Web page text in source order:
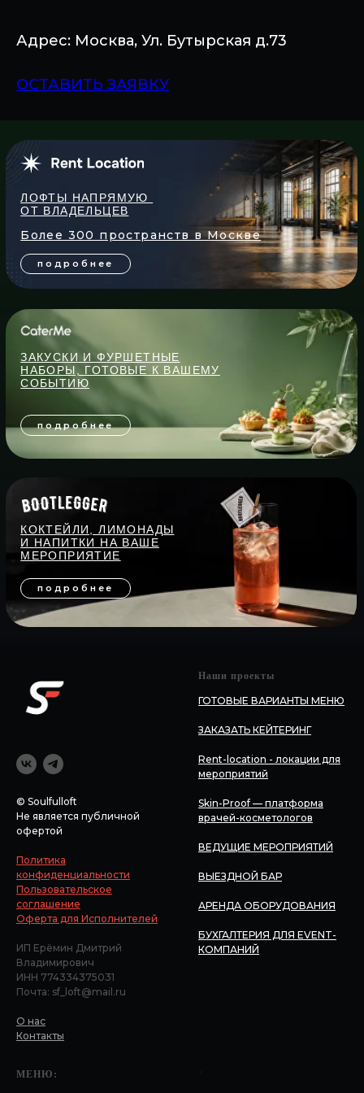
Адрес: Москва, Ул. Бутырская д.73
ОСТАВИТЬ ЗАЯВКУ
© Soulfulloft
Не является публичной
офертой
Политика
конфиденциальности
Пользовательское
соглашение
Оферта для Исполнителей
ИП Ерёмин Дмитрий
Владимирович
ИНН 774334375031
Почта: sf_loft@mail.ru
О нас
Контакты
Наши проекты
ГОТОВЫЕ ВАРИАНТЫ МЕНЮ
ЗАКАЗАТЬ КЕЙТЕРИНГ
Rent-location - локации для
мероприятий
Skin-Proof — платформа
врачей-косметологов
ВЕДУЩИЕ МЕРОПРИЯТИЙ
ВЫЕЗДНОЙ БАР
АРЕНДА ОБОРУДОВАНИЯ
БУХГАЛТЕРИЯ ДЛЯ EVENT-
КОМПАНИЙ
МЕНЮ: